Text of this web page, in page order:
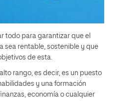
todo para garantizar que el
sea rentable, sostenible y que
de esta.
rango, es decir, es un puesto
y una formación
economía o cualquier